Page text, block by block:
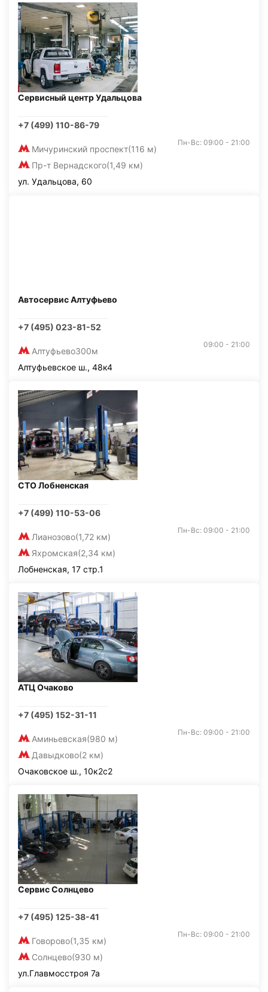
Сервисный центр Удальцова
+7 (499) 110-86-79
Мичуринский проспект(116 м)
Пр-т Вернадского(1,49 км)
Пн-Вс: 09:00 - 21:00
ул. Удальцова, 60
Автосервис Алтуфьево
+7 (495) 023-81-52
Алтуфьево300м
09:00 - 21:00
Алтуфьевское ш., 48к4
СТО Лобненская
+7 (499) 110-53-06
Лианозово(1,72 км)
Яхромская(2,34 км)
Пн-Вс: 09:00 - 21:00
Лобненская, 17 стр.1
АТЦ Очаково
+7 (495) 152-31-11
Аминьевская(980 м)
Давыдково(2 км)
Пн-Вс: 09:00 - 21:00
Очаковское ш., 10к2с2
Сервис Солнцево
+7 (495) 125-38-41
Говорово(1,35 км)
Солнцево(930 м)
Пн-Вс: 09:00 - 21:00
ул.Главмосстроя 7а